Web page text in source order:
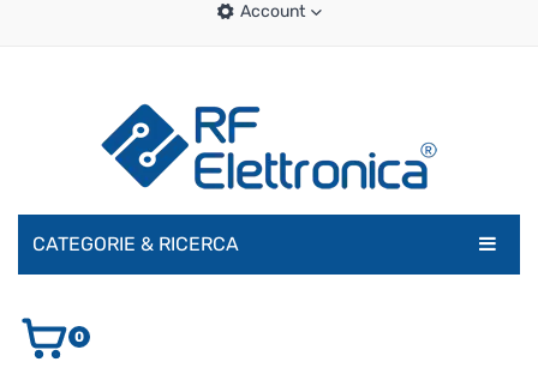
Account
CATEGORIE & RICERCA
AUDIO E VIDEO
0